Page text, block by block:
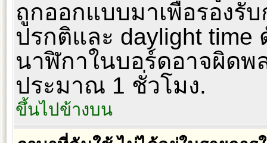
ถูกออกแบบมาเพื่อรองรั
ปรกติและ daylight
นาฬิกาในบอร์ดอาจผิด
ประมาณ 1 ชั่วโมง.
ขึ้นไปข้างบน